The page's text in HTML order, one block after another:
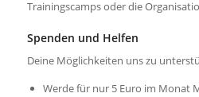
Trainingscamps oder die
Spenden und Helfen
Deine Möglichkeiten uns zu
Werde für nur 5 Euro im Monat